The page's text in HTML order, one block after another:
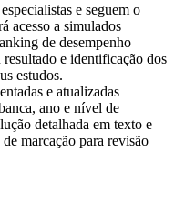
e seguem o
acesso a simulados
de desempenho
e identificação dos
estudos.
e atualizadas
ano e nível de
detalhada em texto e
marcação para revisão